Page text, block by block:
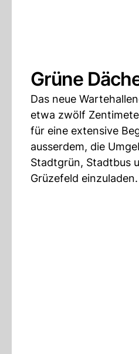
Grüne
Das neue
etwa zwölf
für eine extensive
ausserdem, die
Stadtgrün, Stadtbus
Grüzefeld